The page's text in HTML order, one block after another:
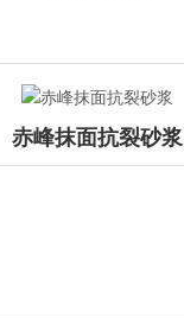
赤峰抹面抗裂砂浆